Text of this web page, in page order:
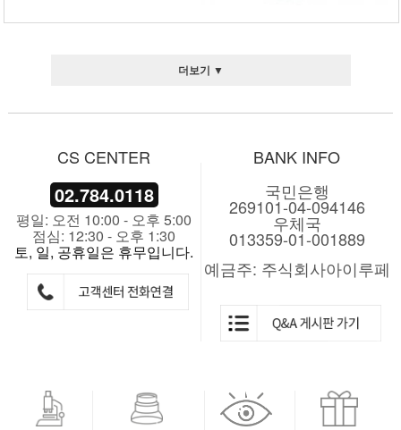
더보기 ▼
CS CENTER
02.784.0118
평일: 오전 10:00 - 오후 5:00
점심: 12:30 - 오후 1:30
토, 일, 공휴일은 휴무입니다.
BANK INFO
국민은행
269101-04-094146
우체국
013359-01-001889
예금주: 주식회사아이루페